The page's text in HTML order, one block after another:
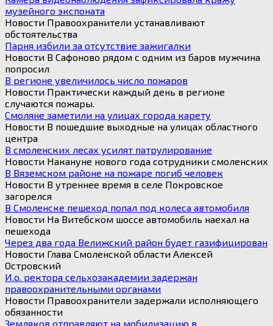
музейного экспоната
Новости Правоохранители устанавливают
обстоятельства
Парня избили за отсутствие зажигалки
Новости В Сафоново рядом с одним из баров мужчина
попросил
В регионе увеличилось число пожаров
Новости Практически каждый день в регионе
случаются пожары.
Смоляне заметили на улицах города карету
Новости В пошедшие выходные на улицах областного
центра
В смоленских лесах усилят патрулирование
Новости Накануне нового года сотрудники смоленских
В Вяземском районе на пожаре погиб человек
Новости В утреннее время в селе Покровское
загорелся
В Смоленске пешеход попал под колеса автомобиля
Новости На Витебском шоссе автомобиль наехал на
пешехода
Через два года Велижский район будет газифицирован
Новости Глава Смоленской области Алексей
Островский
И.о. ректора сельхозакадемии задержан
правоохранительными органами
Новости Правоохранители задержали исполняющего
обязанности
Земляков отправляют на мобилизацию в